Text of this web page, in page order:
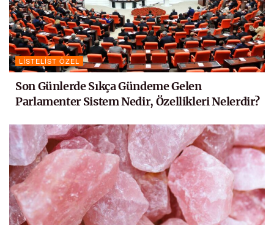
LISTELIST ÖZEL
Son Günlerde Sıkça Gündeme Gelen
Parlamenter Sistem Nedir, Özellikleri Nelerdir?